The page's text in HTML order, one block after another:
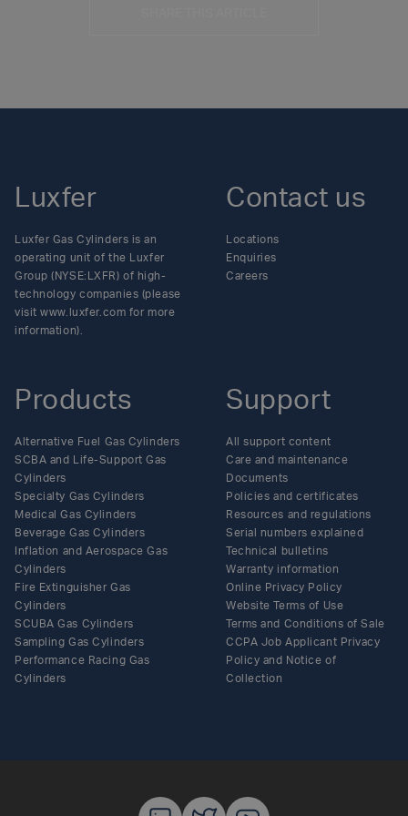
Luxfer
Luxfer Gas Cylinders is an
operating unit of the Luxfer
Group (NYSE:LXFR) of high-
technology companies (please
visit www.luxfer.com for more
information).
Products
Alternative Fuel Gas Cylinders
SCBA and Life-Support Gas
Cylinders
Specialty Gas Cylinders
Medical Gas Cylinders
Beverage Gas Cylinders
Inflation and Aerospace Gas
Cylinders
Fire Extinguisher Gas
Cylinders
SCUBA Gas Cylinders
Sampling Gas Cylinders
Performance Racing Gas
Cylinders
Support
All support content
Care and maintenance
Documents
Policies and certificates
Resources and regulations
Serial numbers explained
Technical bulletins
Warranty information
Online Privacy Policy
Website Terms of Use
Terms and Conditions of Sale
CCPA Job Applicant Privacy
Policy and Notice of
Collection
Contact us
Locations
Enquiries
Careers